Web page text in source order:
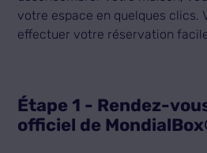
votre espace en quelques clics.
effectuer votre réservation
Étape 1 - Rendez-
officiel de